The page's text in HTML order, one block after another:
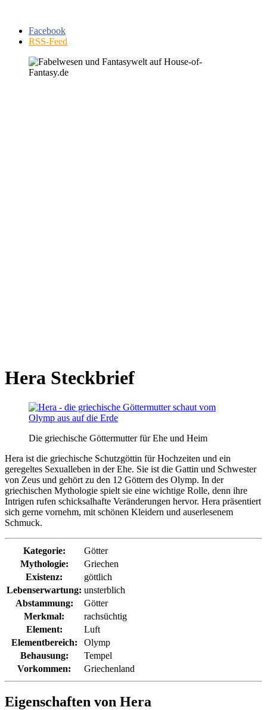
Facebook
RSS-Feed
Hera Steckbrief
Die griechische Göttermutter für Ehe und Heim
Hera ist die griechische Schutzgöttin für Hochzeiten und ein
geregeltes Sexualleben in der Ehe. Sie ist die Gattin und Schwester
von Zeus und gehört zu den 12 Göttern des Olymp. In der
griechischen Mythologie spielt sie eine wichtige Rolle, denn ihre
Intrigen rufen schicksalhafte Veränderungen hervor. Hera präsentiert
sich gerne vornehm, mit schönen Kleidern und auserlesenem
Schmuck.
Kategorie:
Götter
Mythologie:
Griechen
Existenz:
göttlich
Lebenserwartung: unsterblich
Abstammung:
Götter
Merkmal:
rachsüchtig
Element:
Luft
Elementbereich:
Olymp
Behausung:
Tempel
Vorkommen:
Griechenland
Eigenschaften von Hera